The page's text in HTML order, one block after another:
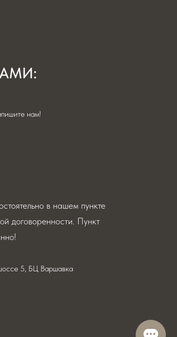
нам!
в нашем пункте
договоренности. Пункт
5, БЦ Варшавка